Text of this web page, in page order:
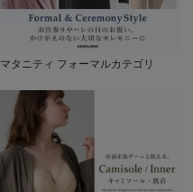
マタニティ フォーマルカテゴリ